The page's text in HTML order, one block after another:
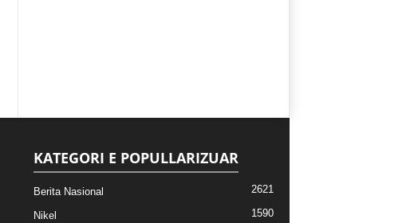
KATEGORI E POPULLARIZUAR
Berita Nasional 2621
Nikel 1590